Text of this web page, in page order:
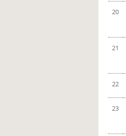
20
21
22
23